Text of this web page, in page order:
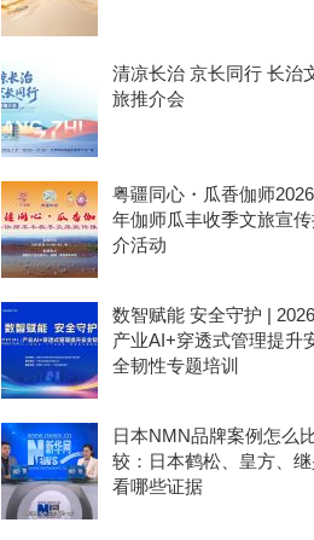
清凉长治 京长同行 长治
旅推介会
粤疆同心・瓜香伽师2026
年伽师瓜丰收季文旅宣传
介活动
数智赋能 安全守护 | 2026
产业AI+穿透式管理提升
全韧性专题培训
日本NMN品牌案例怎么
较：日本鹤松、皇方、
看哪些证据